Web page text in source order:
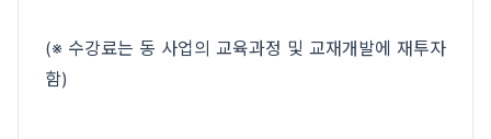
(※ 수강료는 동 사업의 교육과정 및 교재개발에 재투자
함)